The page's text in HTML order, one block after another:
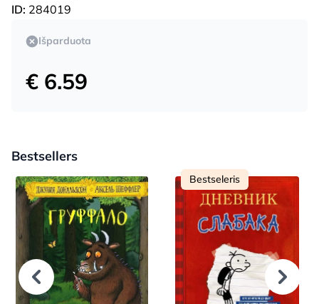
ID: 284019
Išparduota
€ 6.59
Bestsellers
Bestseleris